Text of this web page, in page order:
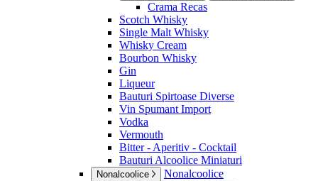
Crama Recas
Scotch Whisky
Single Malt Whisky
Whisky Cream
Bourbon Whisky
Gin
Liqueur
Bauturi Spirtoase Diverse
Vin Spumant Import
Vodka
Vermouth
Bitter - Aperitiv - Cocktail
Bauturi Alcoolice Miniaturi
Nonalcoolice Nonalcoolice